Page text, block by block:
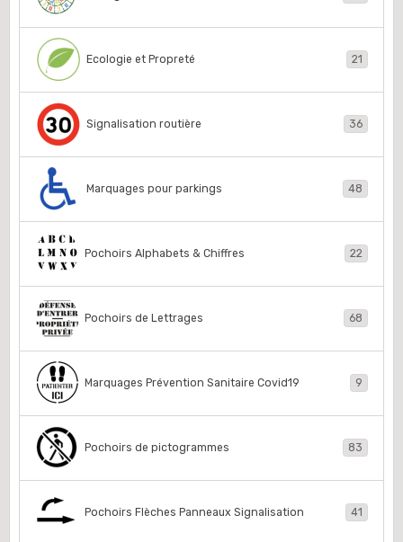
Ecologie et Propreté 21
Signalisation routière 36
Marquages pour parkings 48
Pochoirs Alphabets & Chiffres 22
Pochoirs de Lettrages 68
Marquages Prévention Sanitaire Covid19 9
Pochoirs de pictogrammes 83
Pochoirs Flèches Panneaux Signalisation 41